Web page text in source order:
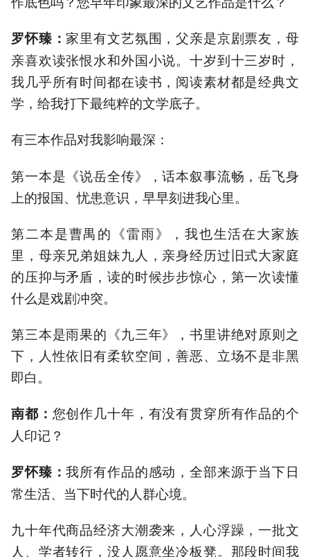
罗怀臻： 家里有文艺氛围，父亲是京剧票友，母
亲喜欢读张恨水和外国小说。十岁到十三岁时，
我几乎所有时间都在读书，阅读素材都是经典文
学，给我打下最纯粹的文学底子。
有三本作品对我影响最深：
第一本是《说岳全传》，话本叙事流畅，岳飞身
上的报国、忧患意识，早早刻进我心里。
第二本是曹禺的《雷雨》，我也生活在大家族
里，母亲兄弟姐妹九人，亲身经历过旧式大家庭
的压抑与矛盾，读的时候步步惊心，第一次读懂
什么是戏剧冲突。
第三本是雨果的《九三年》，书里讲绝对原则之
下，人性依旧有柔软空间，善恶、立场不是非黑
即白。
南都 ： 您创作几十年，有没有贯穿所有作品的个
人印记？
罗怀臻：我所有作品的感动，全部来源于当下日
常生活、当下时代的人群心境。
九十年代商品经济大潮袭来，人心浮躁，一批文
人、学者转行，没人愿意坐冷板凳。那段时间我